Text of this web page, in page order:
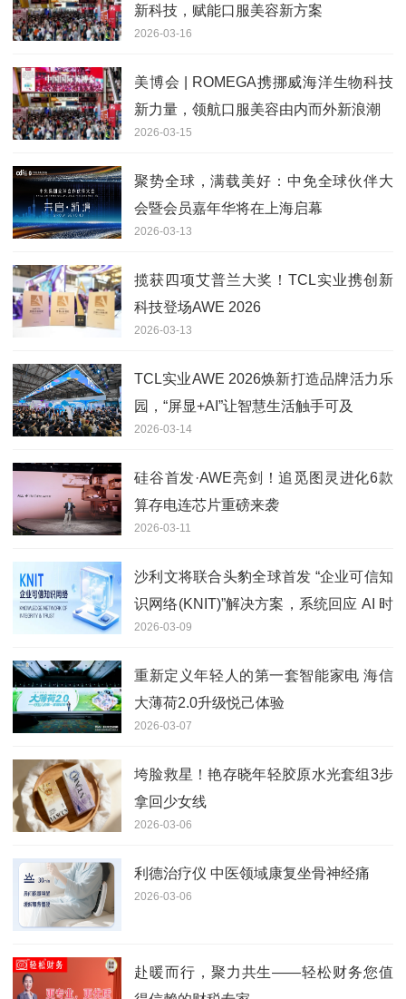
新科技，赋能口服美容新方案
2026-03-16
美博会 | ROMEGA携挪威海洋生物科技
新力量，领航口服美容由内而外新浪潮
2026-03-15
聚势全球，满载美好：中免全球伙伴大
会暨会员嘉年华将在上海启幕
2026-03-13
揽获四项艾普兰大奖！TCL实业携创新
科技登场AWE 2026
2026-03-13
TCL实业AWE 2026焕新打造品牌活力乐
园，“屏显+AI”让智慧生活触手可及
2026-03-14
硅谷首发·AWE亮剑！追觅图灵进化6款
算存电连芯片重磅来袭
2026-03-11
沙利文将联合头豹全球首发 “企业可信知
识网络(KNIT)”解决方案，系统回应 AI 时
代企业认知管理新挑战
2026-03-09
重新定义年轻人的第一套智能家电 海信
大薄荷2.0升级悦己体验
2026-03-07
垮脸救星！艳存晓年轻胶原水光套组3步
拿回少女线
2026-03-06
利德治疗仪 中医领域康复坐骨神经痛
2026-03-06
赴暖而行，聚力共生——轻松财务您值